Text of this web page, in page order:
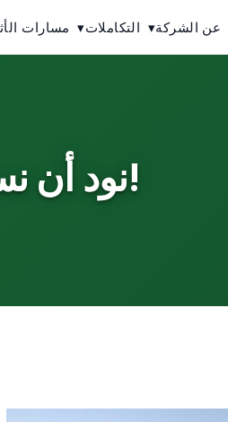
▾ ▾
نود أن نسمع منك!